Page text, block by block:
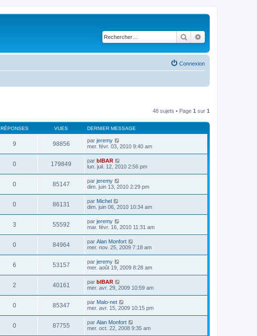
Rechercher
Connexion
48 sujets • Page 1 sur 1
RÉPONSES VUES DERNIER MESSAGE
9 98856 par jeremy
mer. févr. 03, 2010 9:40 am
0 179849 par bIBAR
lun. juil. 12, 2010 2:56 pm
0 85147 par jeremy
dim. juin 13, 2010 2:29 pm
0 86131 par Michel
dim. juin 06, 2010 10:34 am
3 55592 par jeremy
mar. févr. 16, 2010 11:31 am
0 84964 par Alan Monfort
mer. nov. 25, 2009 7:18 am
6 53157 par jeremy
mer. août 19, 2009 8:28 am
2 40161 par bIBAR
mer. avr. 29, 2009 10:59 am
0 85347 par Malo-net
mer. avr. 15, 2009 10:15 pm
0 87755 par Alan Monfort
mer. oct. 22, 2008 9:35 am